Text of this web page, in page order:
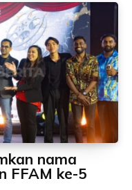
nama
FFAM ke-5